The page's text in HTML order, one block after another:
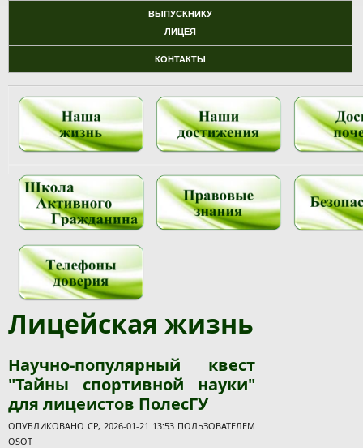
ВЫПУСКНИКУ
ЛИЦЕЯ
КОНТАКТЫ
Лицейская жизнь
Научно-популярный квест
"Тайны спортивной науки"
для лицеистов ПолесГУ
ОПУБЛИКОВАНО СР, 2026-01-21 13:53 ПОЛЬЗОВАТЕЛЕМ
OSOT